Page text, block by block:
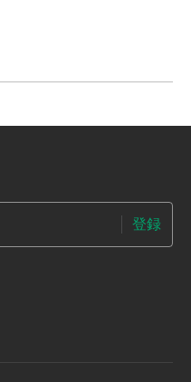
登録